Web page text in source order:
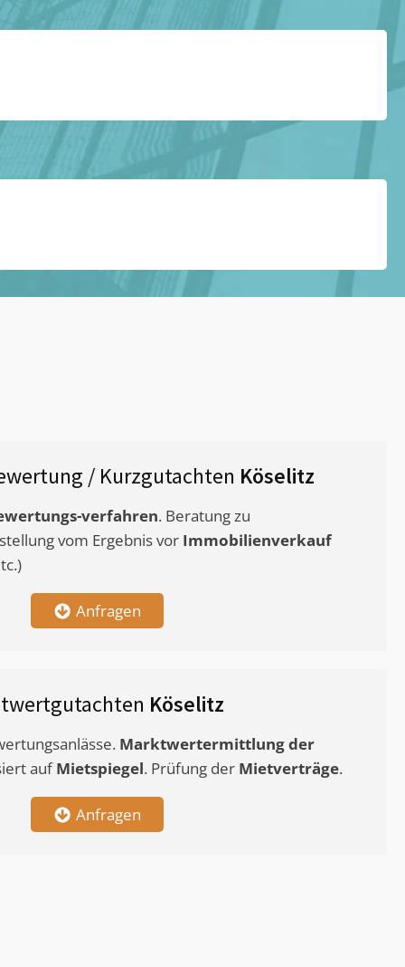
/ Kurzgutachten Köselitz
verfahren. Beratung zu
vom Ergebnis vor Immobilienverkauf
Anfragen
Köselitz
Marktwertermittlungder
aufMietspiegel. Prüfung der Mietverträge.
Anfragen